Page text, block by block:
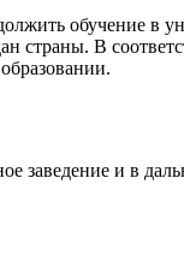
обучение в
страны. В
заведение и в